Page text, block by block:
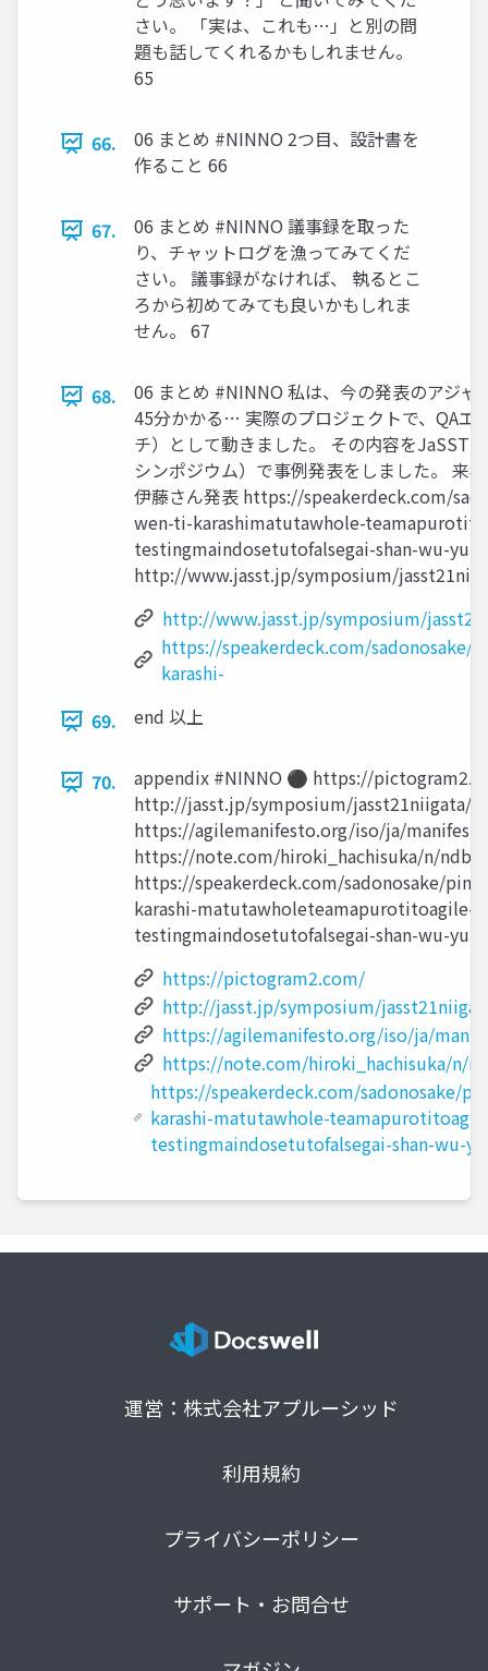
さい。 「実は、これも…」と別の問
題も話してくれるかもしれません。
65
66.
06 まとめ #NINNO 2つ目、設計書を
作ること 66
67.
06 まとめ #NINNO 議事録を取った
り、チャットログを漁ってみてくだ
さい。 議事録がなければ、 執るとこ
ろから初めてみても良いかもしれま
せん。 67
68.
06 まとめ #NINNO 私は、今の発表のアジャ
45分かかる… 実際のプロジェクトで、QAエ
チ）として動きました。 その内容を
シンポジウム）で事例発表をしました。 来
伊藤さん発表 https://speakerdeck.com/
wen-ti-karashimatutawhole-
testingmaindosetutofalsegai-shan-wu-yu
http://www.jasst.jp/symposium/
http://www.jasst.jp/symposium/
https://speakerdeck.com/sadonosake/
karashi-
69.
end 以上
70.
appendix #NINNO ⚫ https://
http://jasst.jp/symposium/jasst21niigata/
https://agilemanifesto.org/iso/ja/
https://note.com/hiroki_hachisuka/n/
https://speakerdeck.com/sadonosake/pin-
karashi-matutawholeteamapurotitoagile-
testingmaindosetutofalsegai-shan-wu-yu
https://pictogram2.com/
http://jasst.jp/symposium/
https://agilemanifesto.org/iso/ja/
https://note.com/hiroki_hachisuka/n/
https://speakerdeck.com/sadonosake/
karashi-matutawhole-
testingmaindosetutofalsegai-shan-wu-yu
運営：株式会社アプルーシッド
利用規約
プライバシーポリシー
サポート・お問合せ